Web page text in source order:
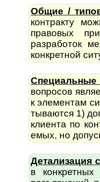
Общие /
кон­т­рак­ту
правовых
разработок
конкретной
Специальные
во­п­ро­сов
к элементам
ты­ва­ются 1)
клиента по
емых, но
Детализация
в конк­ретных